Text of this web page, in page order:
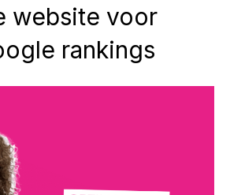
website voor
rankings